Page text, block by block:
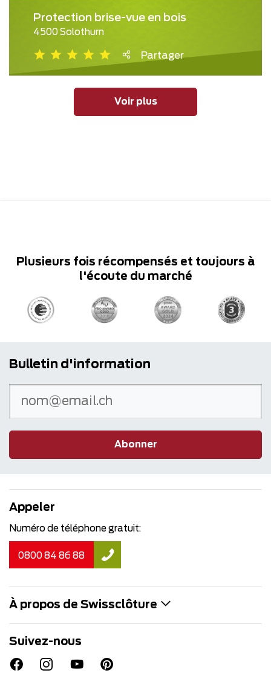
Protection brise-vue en bois
4500 Solothurn
Partager
Voir plus
Plusieurs fois récompensés et toujours à
l'écoute du marché
Bulletin d'information
Abonner
Appeler
Numéro de téléphone gratuit:
0800 84 86 88
À propos de Swissclôture
Suivez-nous